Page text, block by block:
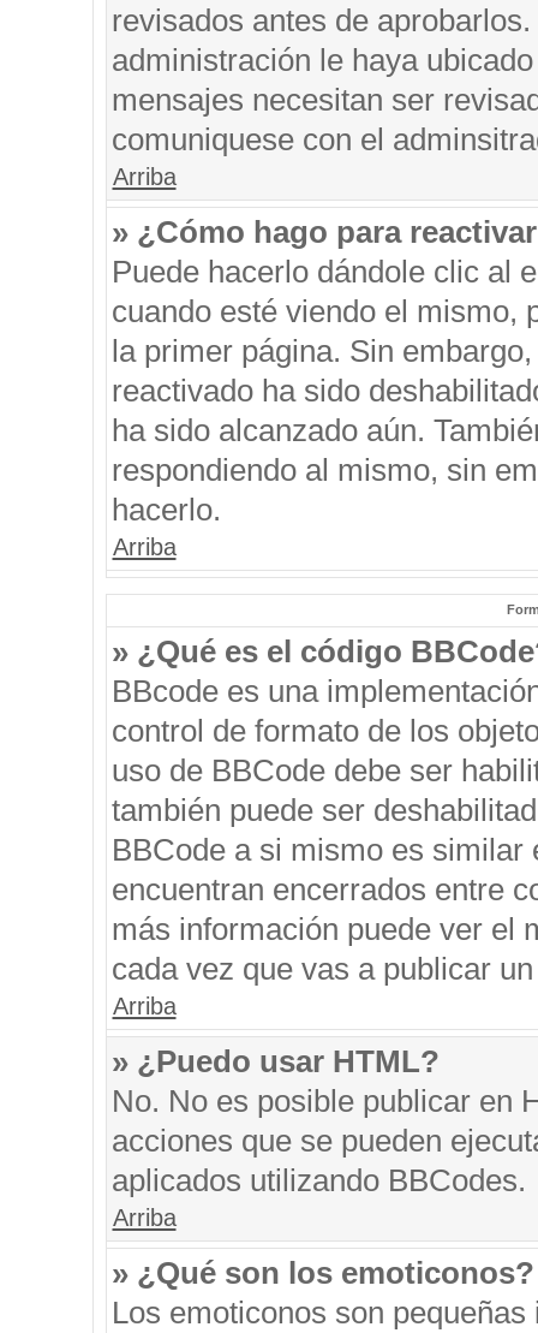
revisados antes de
administración le haya
mensajes necesitan ser
comuniquese con el
Arriba
» ¿Cómo hago para
Puede hacerlo dándole clic al
cuando esté viendo el mismo,
la primer página. Sin
reactivado ha sido
ha sido alcanzado aún.
respondiendo al mismo, sin
hacerlo.
Arriba
» ¿Qué es el código
BBcode es una
control de formato de los
uso de BBCode debe ser
también puede ser
BBCode a si mismo es
encuentran encerrados entre
más información puede ver el
cada vez que vas a publicar
Arriba
» ¿Puedo usar HTML?
No. No es posible publicar en
acciones que se pueden
aplicados utilizando BBCodes.
Arriba
» ¿Qué son los emoticonos?
Los emoticonos son